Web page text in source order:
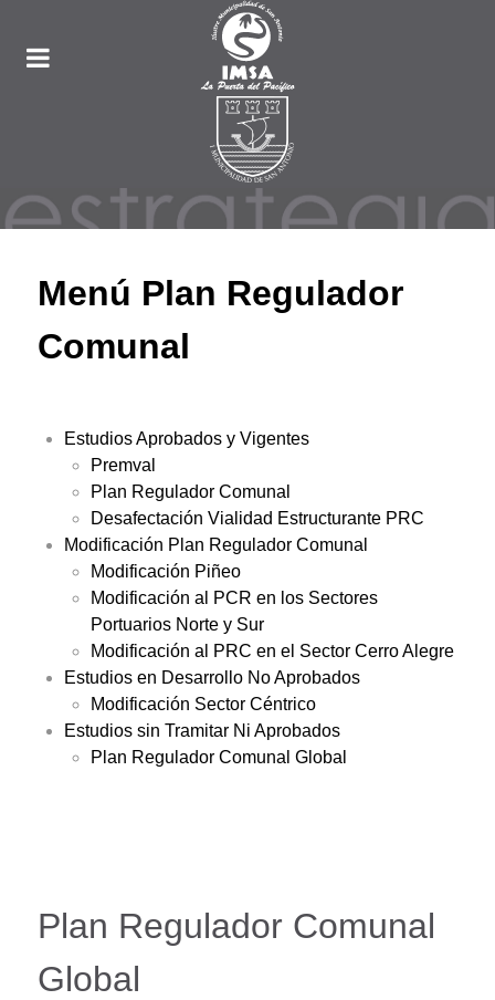
Menú Plan Regulador
Comunal
Estudios Aprobados y Vigentes
Premval
Plan Regulador Comunal
Desafectación Vialidad Estructurante PRC
Modificación Plan Regulador Comunal
Modificación Piñeo
Modificación al PCR en los Sectores
Portuarios Norte y Sur
Modificación al PRC en el Sector Cerro Alegre
Estudios en Desarrollo No Aprobados
Modificación Sector Céntrico
Estudios sin Tramitar Ni Aprobados
Plan Regulador Comunal Global
Plan Regulador Comunal
Global